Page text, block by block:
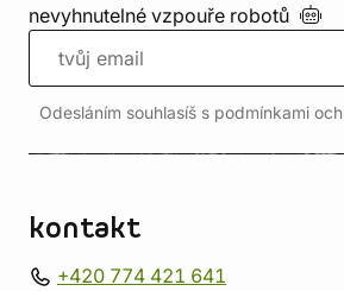
nevyhnutelné vzpouře robotů
Odesláním souhlasíš s podmínkami
kontakt
+420 774 421 641